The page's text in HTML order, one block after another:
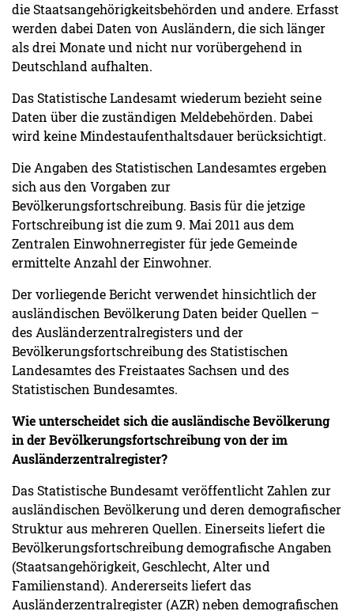
die Staatsangehörigkeitsbehörden und andere. Erfasst
werden dabei Daten von Ausländern, die sich länger
als drei Monate und nicht nur vorübergehend in
Deutschland aufhalten.
Das Statistische Landesamt wiederum bezieht seine
Daten über die zuständigen Meldebehörden. Dabei
wird keine Mindestaufenthaltsdauer berücksichtigt.
Die Angaben des Statistischen Landesamtes ergeben
sich aus den Vorgaben zur
Bevölkerungsfortschreibung. Basis für die jetzige
Fortschreibung ist die zum 9. Mai 2011 aus dem
Zentralen Einwohnerregister für jede Gemeinde
ermittelte Anzahl der Einwohner.
Der vorliegende Bericht verwendet hinsichtlich der
ausländischen Bevölkerung Daten beider Quellen –
des Ausländerzentralregisters und der
Bevölkerungsfortschreibung des Statistischen
Landesamtes des Freistaates Sachsen und des
Statistischen Bundesamtes.
Wie unterscheidet sich die ausländische Bevölkerung
in der Bevölkerungsfortschreibung von der im
Ausländerzentralregister?
Das Statistische Bundesamt veröffentlicht Zahlen zur
ausländischen Bevölkerung und deren demografischer
Struktur aus mehreren Quellen. Einerseits liefert die
Bevölkerungsfortschreibung demografische Angaben
(Staatsangehörigkeit, Geschlecht, Alter und
Familienstand). Andererseits liefert das
Ausländerzentralregister (AZR) neben demografischen